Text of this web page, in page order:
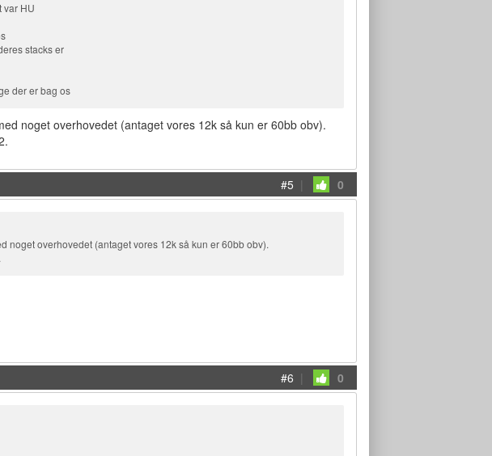
var HU
stacks er
der er bag os
noget overhovedet (antaget vores 12k så kun er 60bb obv).
#5 | 0
overhovedet (antaget vores 12k så kun er 60bb obv).
#6 | 0